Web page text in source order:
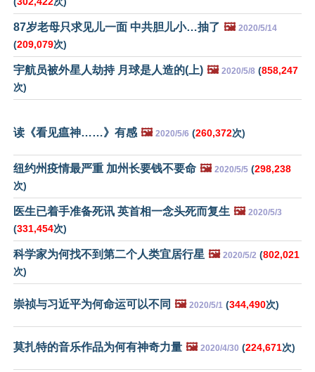
87岁老母只求见儿一面 中共胆儿小…抽了 🖼️ 2020/5/14
(209,079次)
宇航员被外星人劫持 月球是人造的(上) 🖼️ 2020/5/8 (858,247
次)
读《看见瘟神……》有感 🖼️ 2020/5/6 (260,372次)
纽约州疫情最严重 加州长要钱不要命 🖼️ 2020/5/5 (298,238
次)
医生已着手准备死讯 英首相一念头死而复生 🖼️ 2020/5/3
(331,454次)
科学家为何找不到第二个人类宜居行星 🖼️ 2020/5/2 (802,021
次)
崇祯与习近平为何命运可以不同 🖼️ 2020/5/1 (344,490次)
莫扎特的音乐作品为何有神奇力量 🖼️ 2020/4/30 (224,671次)